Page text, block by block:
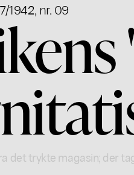
1942, nr. 09
det trykte magasin; der